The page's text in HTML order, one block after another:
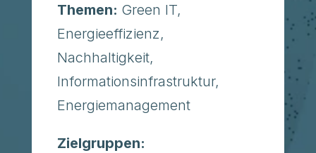
Themen: Green IT,
Energieeffizienz,
Nachhaltigkeit,
Informationsinfrastruktur,
Energiemanagement
Zielgruppen: